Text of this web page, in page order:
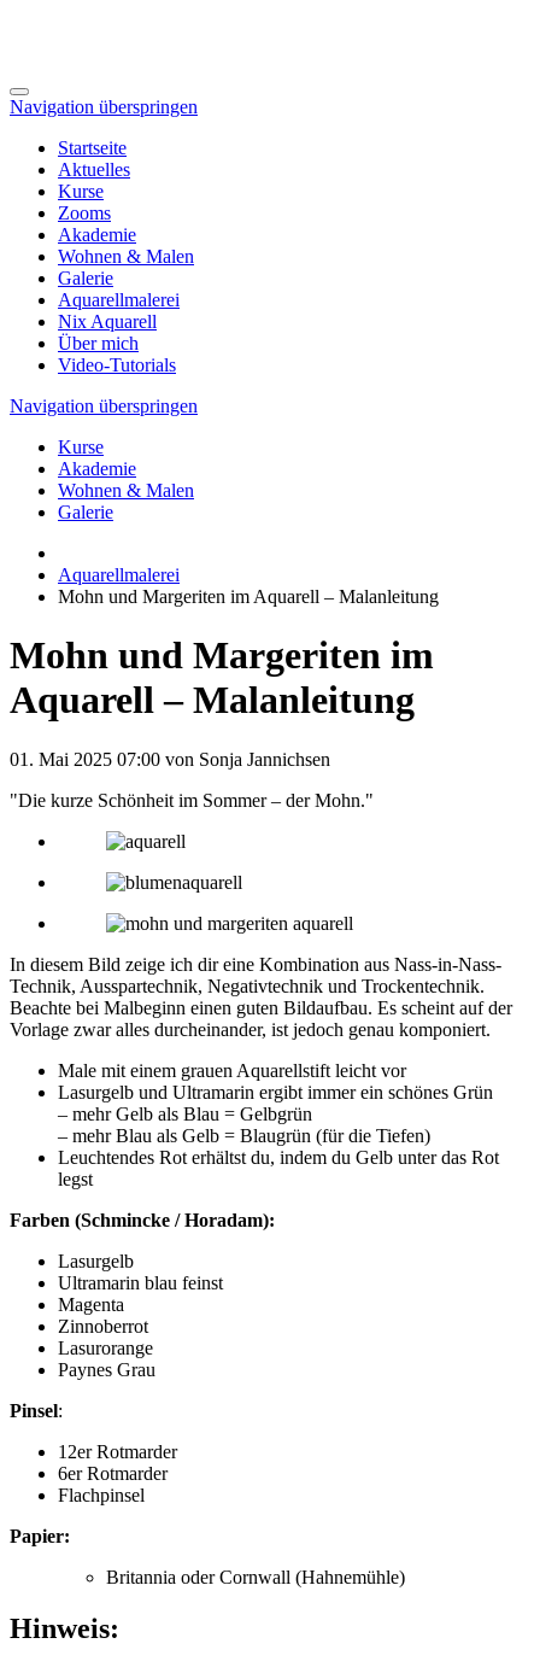
Navigation überspringen
Startseite
Aktuelles
Kurse
Zooms
Akademie
Wohnen & Malen
Galerie
Aquarellmalerei
Nix Aquarell
Über mich
Video-Tutorials
Navigation überspringen
Kurse
Akademie
Wohnen & Malen
Galerie
Aquarellmalerei
Mohn und Margeriten im Aquarell – Malanleitung
Mohn und Margeriten im
Aquarell – Malanleitung
01. Mai 2025 07:00 von Sonja Jannichsen
"Die kurze Schönheit im Sommer – der Mohn."
In diesem Bild zeige ich dir eine Kombination aus Nass-in-Nass-
Technik, Ausspartechnik, Negativtechnik und Trockentechnik.
Beachte bei Malbeginn einen guten Bildaufbau. Es scheint auf der
Vorlage zwar alles durcheinander, ist jedoch genau komponiert.
Male mit einem grauen Aquarellstift leicht vor
Lasurgelb und Ultramarin ergibt immer ein schönes Grün
– mehr Gelb als Blau = Gelbgrün
– mehr Blau als Gelb = Blaugrün (für die Tiefen)
Leuchtendes Rot erhältst du, indem du Gelb unter das Rot
legst
Farben (Schmincke / Horadam):
Lasurgelb
Ultramarin blau feinst
Magenta
Zinnoberrot
Lasurorange
Paynes Grau
Pinsel:
12er Rotmarder
6er Rotmarder
Flachpinsel
Papier:
Britannia oder Cornwall (Hahnemühle)
Hinweis: